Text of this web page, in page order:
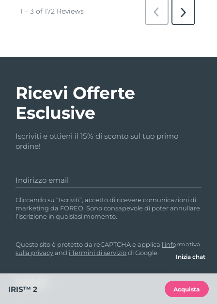
Ricevi Offerte
Esclusive
Iscriviti e ottieni il 15% di sconto sul tuo primo
ordine!
Indirizzo email
Cliccando su “Iscriviti”, accetto di ricevere comunicazioni di
marketing da FOREO. Sono consapevole di poter annullare
l’iscrizione in qualsiasi momento.
Questo sito è protetto da reCAPTCHA e applica l'informativa
sulla privacyand i Termini di serviziodi Google.
Inizia chat
IRIS™ 2 Acquista